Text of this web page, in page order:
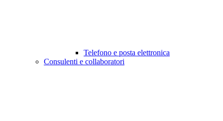
Telefono e posta elettronica
Consulenti e collaboratori